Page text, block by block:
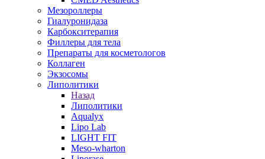
Мезороллеры
Гиалуронидаза
Карбокситерапия
Филлеры для тела
Препараты для косметологов
Коллаген
Экзосомы
Липолитики
Назад
Липолитики
Aqualyx
Lipo Lab
LIGHT FIT
Meso-wharton